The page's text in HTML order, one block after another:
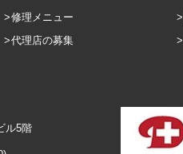
修理メニュー
代理店の募集
ル5階